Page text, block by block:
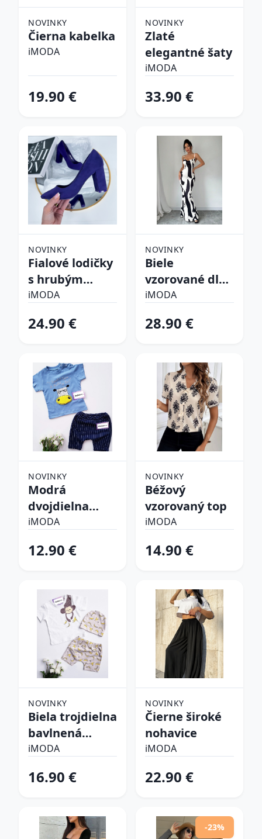
NOVINKY
Čierna kabelka
iMODA
19.90 €
NOVINKY
Zlaté
elegantné šaty
iMODA
33.90 €
NOVINKY
Fialové lodičky
s hrubým
opätkom
iMODA
24.90 €
NOVINKY
Biele
vzorované dlhé
šaty
iMODA
28.90 €
NOVINKY
Modrá
dvojdielna
bavlnená
iMODA
12.90 €
NOVINKY
Béžový
vzorovaný top
iMODA
14.90 €
NOVINKY
Biela trojdielna
bavlnená
súprava
iMODA
16.90 €
NOVINKY
Čierne široké
nohavice
iMODA
22.90 €
-23%